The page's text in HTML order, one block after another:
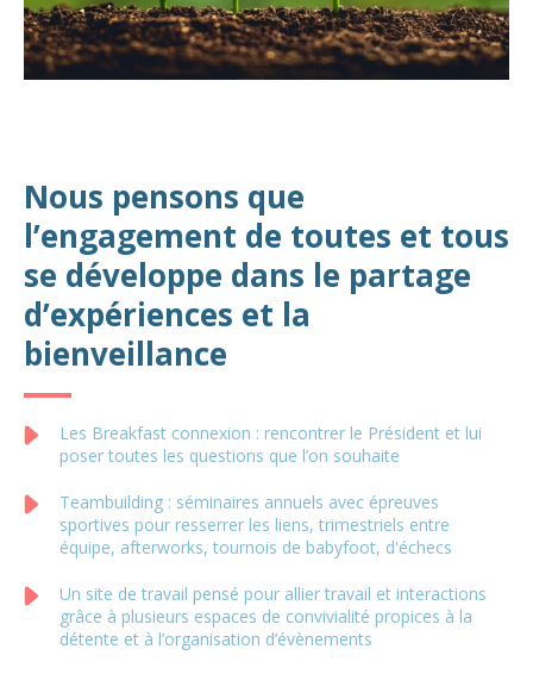
Nous pensons que
l’engagement de toutes et tous
se développe dans le partage
d’expériences et la
bienveillance
Les Breakfast connexion : rencontrer le Président et lui
poser toutes les questions que l’on souhaite
Teambuilding : séminaires annuels avec épreuves
sportives pour resserrer les liens, trimestriels entre
équipe, afterworks, tournois de babyfoot, d'échecs
Un site de travail pensé pour allier travail et interactions
grâce à plusieurs espaces de convivialité propices à la
détente et à l’organisation d’évènements